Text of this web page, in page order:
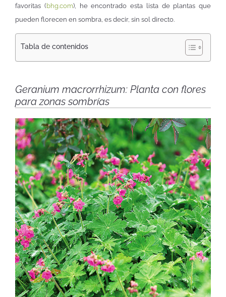
favoritas (bhg.com), he encontrado esta lista de plantas que
pueden florecen en sombra, es decir, sin sol directo.
Tabla de contenidos
Geranium macrorrhizum: Planta con flores
para zonas sombrías